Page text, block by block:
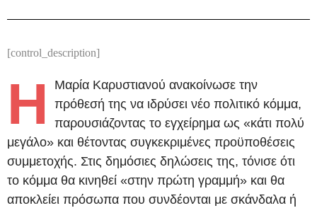
[control_description]
Η
Μαρία Καρυστιανού ανακοίνωσε την
πρόθεσή της να ιδρύσει νέο πολιτικό κόμμα,
παρουσιάζοντας το εγχείρημα ως «κάτι πολύ
μεγάλο» και θέτοντας συγκεκριμένες προϋποθέσεις
συμμετοχής. Στις δημόσιες δηλώσεις της, τόνισε ότι
το κόμμα θα κινηθεί «στην πρώτη γραμμή» και θα
αποκλείει πρόσωπα που συνδέονται με σκάνδαλα ή